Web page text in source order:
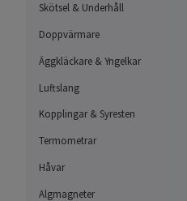
Skötsel & Underhåll
Doppvärmare
Äggkläckare & Yngelkar
Luftslang
Kopplingar & Syresten
Termometrar
Håvar
Algmagneter